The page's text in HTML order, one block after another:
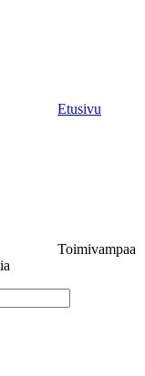
Etusivu
Toimivampaa